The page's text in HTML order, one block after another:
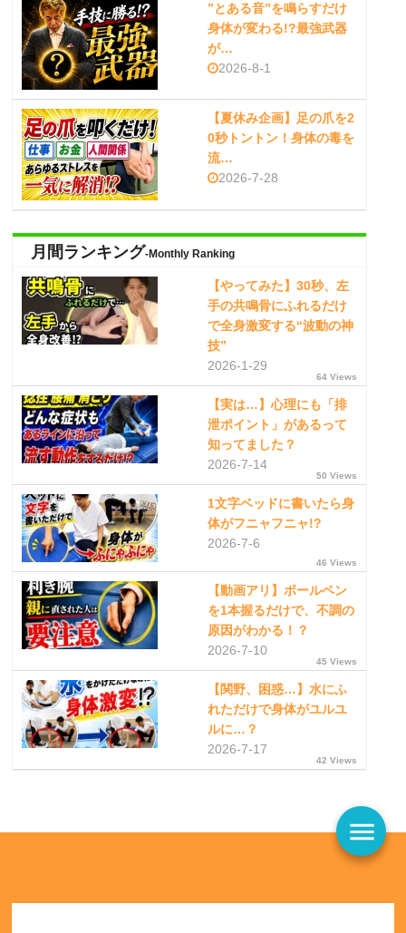
”とある音”を鳴らすだけ
身体が変わる!?最強武器
が…
2026-8-1
【夏休み企画】足の爪を2
0秒トントン！身体の毒を
流…
2026-7-28
月間ランキング-Monthly Ranking
【やってみた】30秒、左
手の共鳴骨にふれるだけ
で全身激変する“波動の神
技”
2026-1-29
64 Views
【実は…】心理にも「排
泄ポイント」があるって
知ってました？
2026-7-14
50 Views
1文字ベッドに書いたら身
体がフニャフニャ!?
2026-7-6
46 Views
【動画アリ】ボールペン
を1本握るだけで、不調の
原因がわかる！？
2026-7-10
45 Views
【関野、困惑…】水にふ
れただけで身体がユルユ
ルに…？
2026-7-17
42 Views
menu